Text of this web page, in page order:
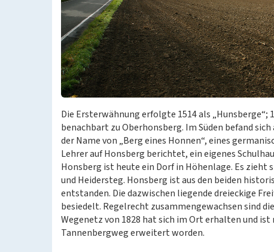
Die Ersterwähnung erfolgte 1514 als
benachbart zu Oberhonsberg. Im Süden befand
der Name von „Berg eines Honnen“, eines
Lehrer auf Honsberg berichtet, ein eigenes
Honsberg ist heute ein Dorf in Höhenlage. Es zieht
und Heidersteg. Honsberg ist aus den beiden
entstanden. Die dazwischen liegende dreieckige
besiedelt. Regelrecht zusammengewachsen sind
Wegenetz von 1828 hat sich im Ort erhalten und
Tannenbergweg erweitert worden.